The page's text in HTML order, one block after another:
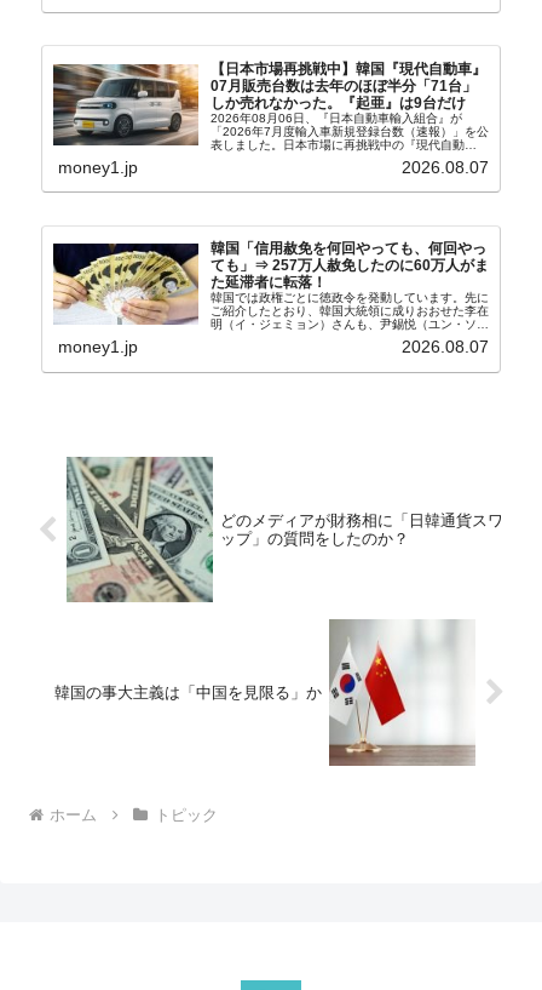
【日本市場再挑戦中】韓国『現代自動車』
07月販売台数は去年のほぼ半分「71台」
しか売れなかった。『起亜』は9台だけ
2026年08月06日、『日本自動車輸入組合』が
「2026年7月度輸入車新規登録台数（速報）」を公
表しました。日本市場に再挑戦中の『現代自動
台数はこの中に捉えられているはずです。先月から
money1.jp 2026.08.07
韓国「信用赦免を何回やっても、何回やっ
ても」⇒ 257万人赦免したのに60万人がま
た延滞者に転落！
韓国では政権ごとに徳政令を発動しています。先に
ご紹介したとおり、韓国大統領に成りおおせた李在
明（イ・ジェミョン）さんも、尹錫悦（ユン・ソギ
バンクにして不良債権の買い取りを行い、分割償還
money1.jp 2026.08.07
どのメディアが財務相に「日韓通貨スワ
ップ」の質問をしたのか？
韓国の事大主義は「中国を見限る」か
ホーム トピック